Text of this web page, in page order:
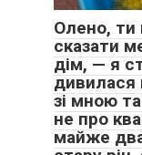
Олено,
сказати
дім, — я
дивилася
зі мною
не про
майже